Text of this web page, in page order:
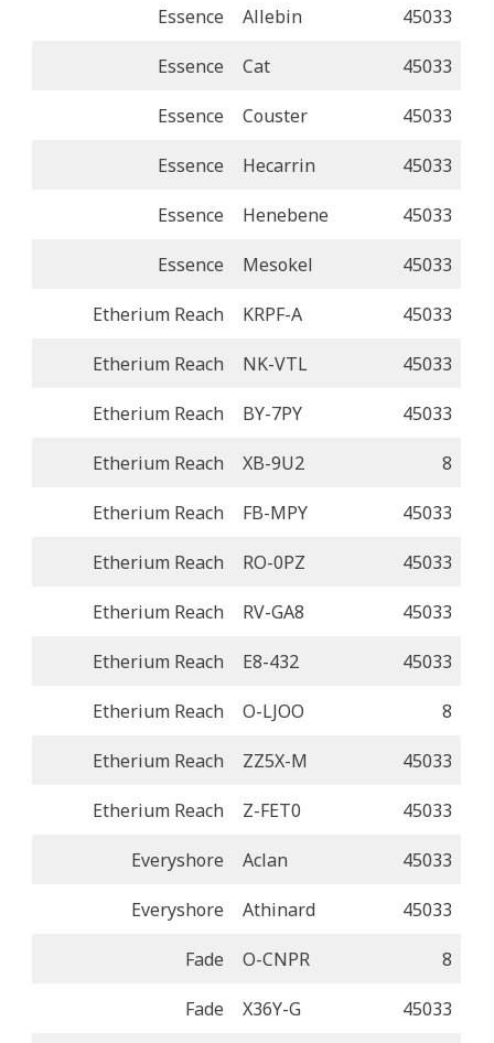
Essence Allebin 45033
Essence Cat 45033
Essence Couster 45033
Essence Hecarrin 45033
Essence Henebene 45033
Essence Mesokel 45033
Etherium Reach KRPF-A 45033
Etherium Reach NK-VTL 45033
Etherium Reach BY-7PY 45033
Etherium Reach XB-9U2 8
Etherium Reach FB-MPY 45033
Etherium Reach RO-0PZ 45033
Etherium Reach RV-GA8 45033
Etherium Reach E8-432 45033
Etherium Reach O-LJOO 8
Etherium Reach ZZ5X-M 45033
Etherium Reach Z-FET0 45033
Everyshore Aclan 45033
Everyshore Athinard 45033
Fade O-CNPR 8
Fade X36Y-G 45033